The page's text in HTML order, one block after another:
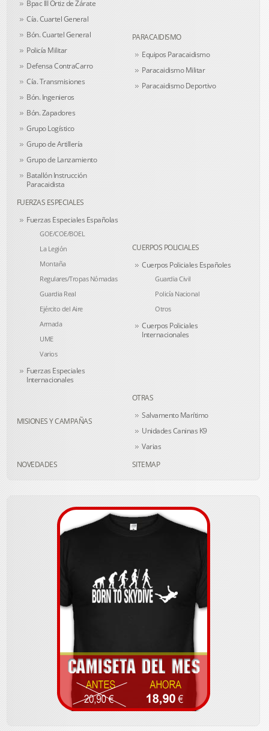
Bpac III Ortiz de Zárate
Cía. Cuartel General
Bón. Cuartel General
Policía Militar
Defensa ContraCarro
Cía. Transmisiones
Bón. Ingenieros
Bón. Zapadores
Grupo Logístico
Grupo de Artillería
Grupo de Lanzamiento
Batallón Instrucción
Paracaidista
PARACAIDISMO
Equipos Paracaidismo
Paracaidismo Militar
Paracaidismo Deportivo
FUERZAS ESPECIALES
Fuerzas Especiales Españolas
GOE/COE/BOEL
La Legión
Montaña
Regulares/Tropas Nómadas
Guardia Real
Ejército del Aire
Armada
UME
Varios
Fuerzas Especiales
Internacionales
CUERPOS POLICIALES
Cuerpos Policiales Españoles
Guardia Civil
Policía Nacional
Otros
Cuerpos Policiales
Internacionales
MISIONES Y CAMPAÑAS
OTRAS
Salvamento Marítimo
Unidades Caninas K9
Varias
NOVEDADES
SITEMAP